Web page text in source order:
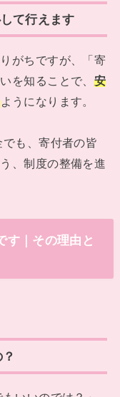
て行えます
がちですが、「寄
を知ることで、 安
ようになります。
も、寄付者の皆
、制度の整備を進
す｜その理由と